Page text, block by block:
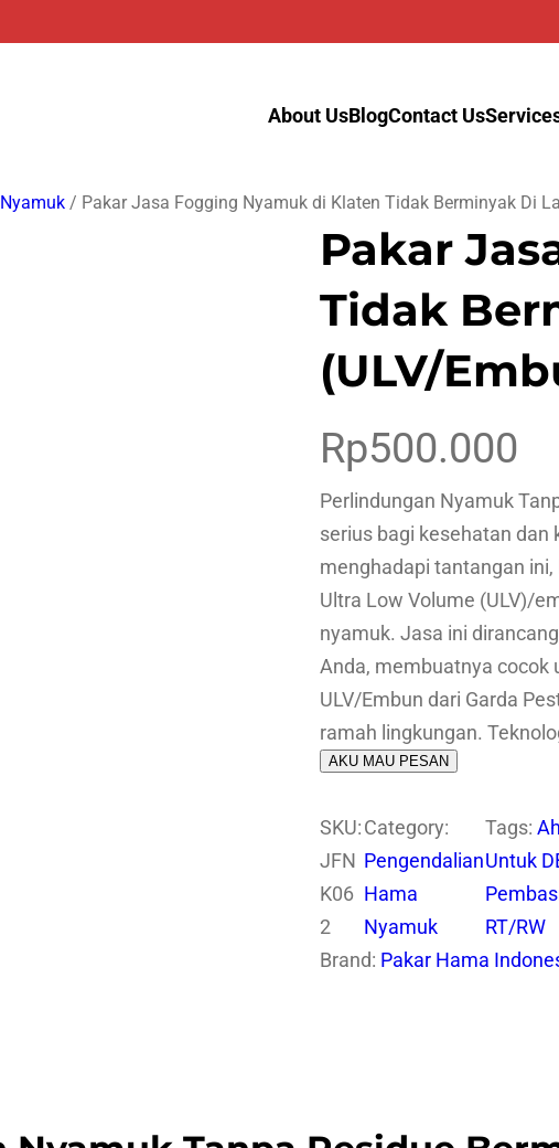
About UsBlogContact Us
/ Pakar Jasa Fogging Nyamuk di Klaten Tidak Berminyak Di
Pakar
Tidak
(ULV/
Rp500.000
Perlindungan Nyamuk
serius bagi kesehatan
menghadapi tantangan
Ultra Low Volume (ULV)/
nyamuk. Jasa ini
Anda, membuatnya cocok
ULV/Embun dari Garda
ramah lingkungan.
AKU MAU PESAN
SKU:
JFN
K06
2
Category:
Pengendalian
Hama
Nyamuk
Tags:
Untuk
RT/RW
Brand: Pakar Hama